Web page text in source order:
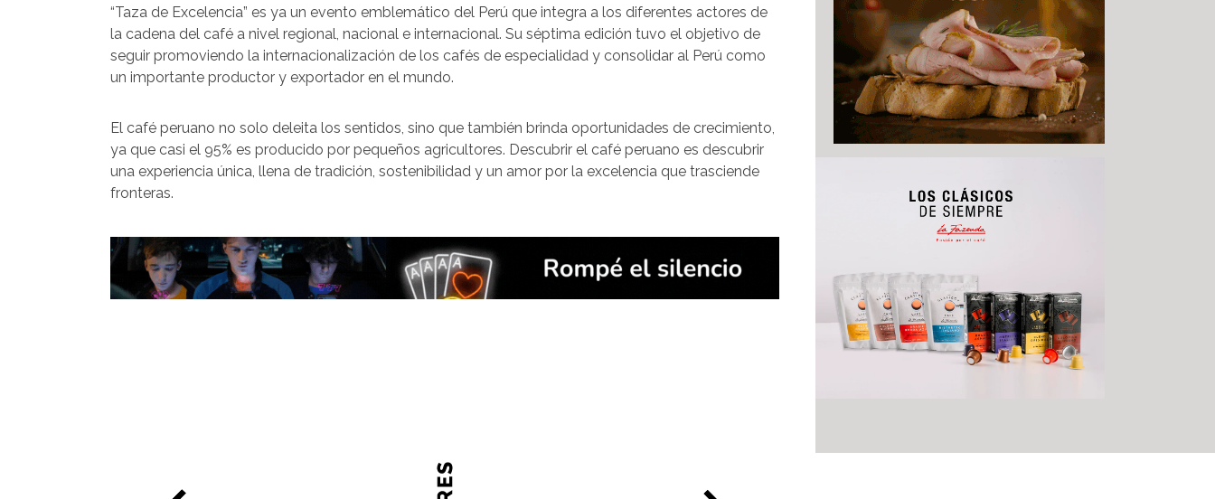
“Taza de Excelencia” es ya un evento emblemático del Perú que integra a los diferentes actores de
la cadena del café a nivel regional, nacional e internacional. Su séptima edición tuvo el objetivo de
seguir promoviendo la internacionalización de los cafés de especialidad y consolidar al Perú como
un importante productor y exportador en el mundo.
El café peruano no solo deleita los sentidos, sino que también brinda oportunidades de crecimiento,
ya que casi el 95% es producido por pequeños agricultores. Descubrir el café peruano es descubrir
una experiencia única, llena de tradición, sostenibilidad y un amor por la excelencia que trasciende
fronteras.